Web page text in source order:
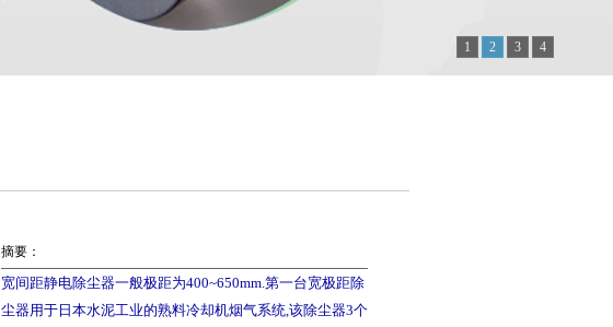
1 2 3 4
摘要：
宽间距静电除尘器一般极距为400~650mm.第一台宽极距除
尘器用于日本水泥工业的熟料冷却机烟气系统,该除尘器3个